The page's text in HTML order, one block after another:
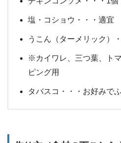
塩・コショウ・・・適宜
うこん（ターメリック）
※カイワレ、三つ葉、ト
ピング用
タバスコ・・・お好みで